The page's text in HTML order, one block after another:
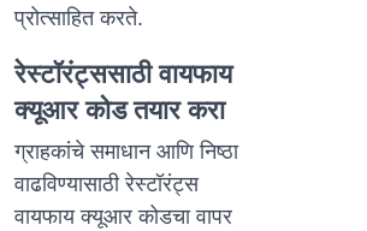
प्रोत्साहित करते.
रेस्टॉरंट्ससाठी वायफाय
क्यूआर कोड तयार करा
ग्राहकांचे समाधान आणि निष्ठा
वाढविण्यासाठी रेस्टॉरंट्स
वायफाय क्यूआर कोडचा वापर